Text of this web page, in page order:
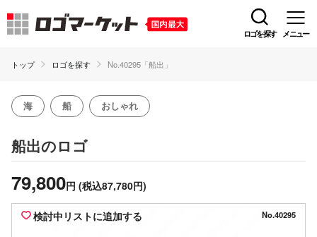
ロゴを探す メニュー
トップ ロゴを探す No.40295「船出」
海 船 おしゃれ
船出のロゴ
79,800円 (税込87,780円)
検討中リストに追加する No.40295